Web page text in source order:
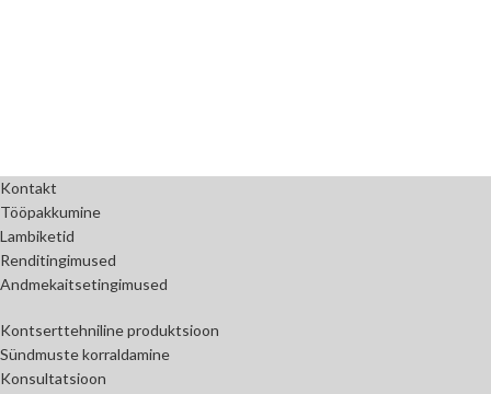
Kontakt
Tööpakkumine
Lambiketid
Renditingimused
Andmekaitsetingimused
Kontserttehniline produktsioon
Sündmuste korraldamine
Konsultatsioon